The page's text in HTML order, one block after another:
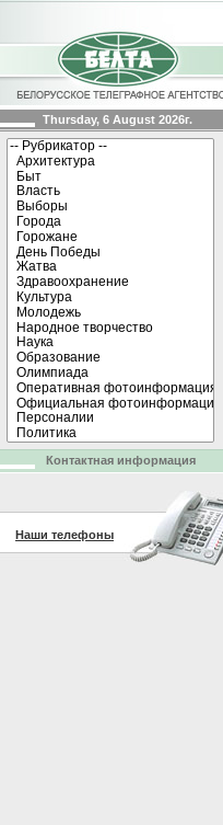
Thursday, 6 August 2026г.
Контактная информация
Наши телефоны